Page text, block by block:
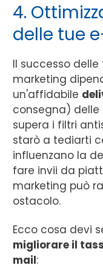
4.
delle tue
Il successo
marketing
un'affidabile
consegna)
supera i filtri
starò a tediarti
influenzano la
fare invii da
marketing può
ostacolo.
Ecco cosa devi
migliorare il
mail: